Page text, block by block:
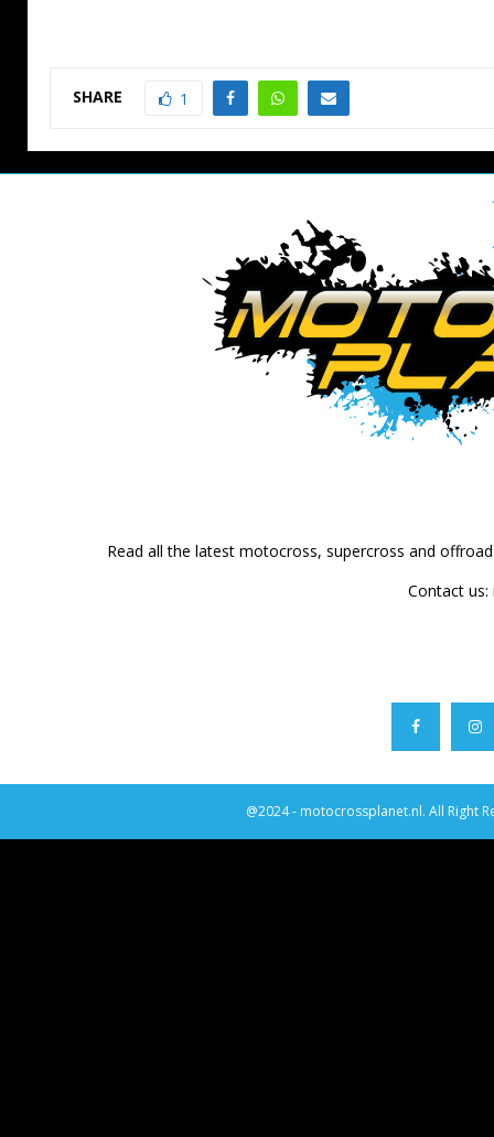
SHARE 1
Read all the latest motocross, supercross and
Contact us:
@2024 - motocrossplanet.nl. All Right